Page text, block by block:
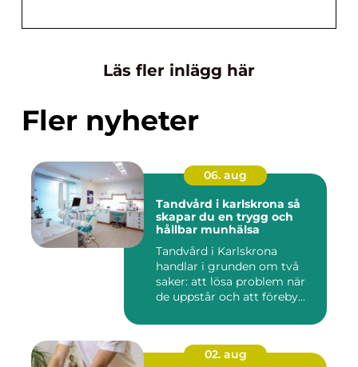
Läs fler inlägg här
Fler nyheter
06. aug
Tandvård i karlskrona så
skapar du en trygg och
hållbar munhälsa
Tandvård i Karlskrona
handlar i grunden om två
saker: att lösa problem när
de uppstår och att föreby...
02. aug